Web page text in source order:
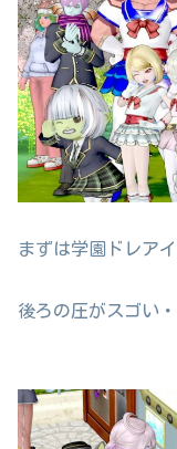
まずは学園ドレア
後ろの圧がスゴい・